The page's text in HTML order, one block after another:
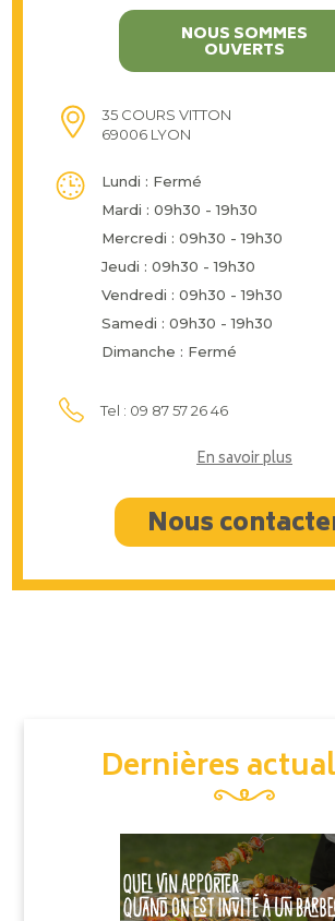
NOUS SOMMES
OUVERTS
35 COURS VITTON
69006 LYON
Lundi : Fermé
Mardi : 09h30 - 19h30
Mercredi : 09h30 - 19h30
Jeudi : 09h30 - 19h30
Vendredi : 09h30 - 19h30
Samedi : 09h30 - 19h30
Dimanche : Fermé
Tel : 09 87 57 26 46
En savoir plus
Nous
Dernières